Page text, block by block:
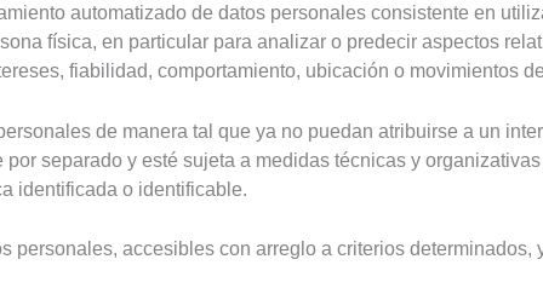
automatizado de datos personales consistente en
física, en particular para analizar o predecir aspectos
fiabilidad, comportamiento, ubicación o movimientos
de manera tal que ya no puedan atribuirse a un
separado y esté sujeta a medidas técnicas y
identificada o identificable.
personales, accesibles con arreglo a criterios determinados,